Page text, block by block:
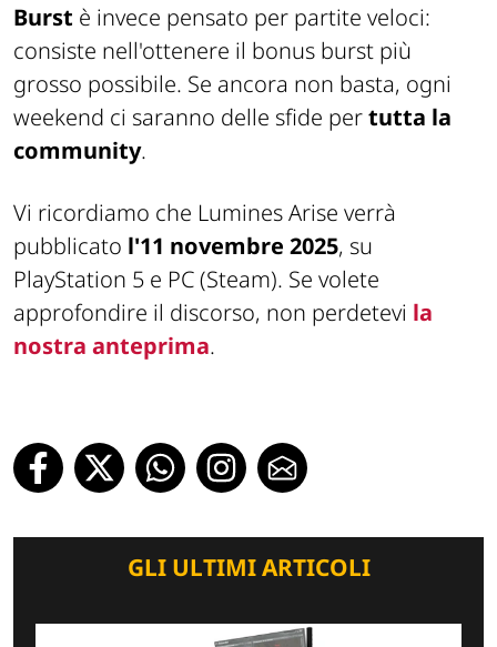
Burst è invece pensato per partite veloci:
consiste nell'ottenere il bonus burst più
grosso possibile. Se ancora non basta, ogni
weekend ci saranno delle sfide pertutta la
community.
Vi ricordiamo che Lumines Arise verrà
pubblicato l'11 novembre 2025, su
PlayStation 5 e PC (Steam). Se volete
approfondire il discorso, non perdetevi la
nostra anteprima.
GLI ULTIMI ARTICOLI